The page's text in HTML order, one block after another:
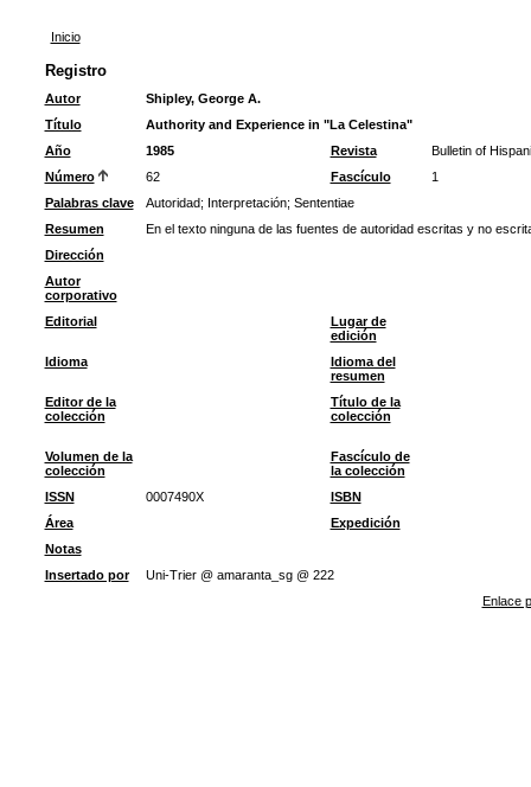
Inicio
Registro
Autor
Shipley, George A.
Título
Authority and Experience in "La Celestina"
Año
1985 Revista
Bulletin of
Número
62 Fascículo
1
Palabras clave
Autoridad; Interpretación; Sententiae
Resumen
En el texto ninguna de las fuentes de autoridad escritas y no
Dirección
Autor
corporativo
Editorial
Lugar de
edición
Idioma
Idioma del
resumen
Editor de la
colección
Título de la
colección
Volumen de la
colección
Fascículo de
la colección
ISSN
0007490X
ISBN
Área
Expedición
Notas
Insertado por
Uni-Trier @ amaranta_sg @ 222
Enlace